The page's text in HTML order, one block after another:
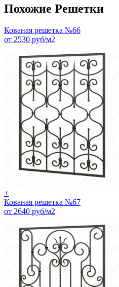
Похожие Решетки
Кованая решетка №66
от 2530 руб/м2
+
Кованая решетка №67
от 2640 руб/м2